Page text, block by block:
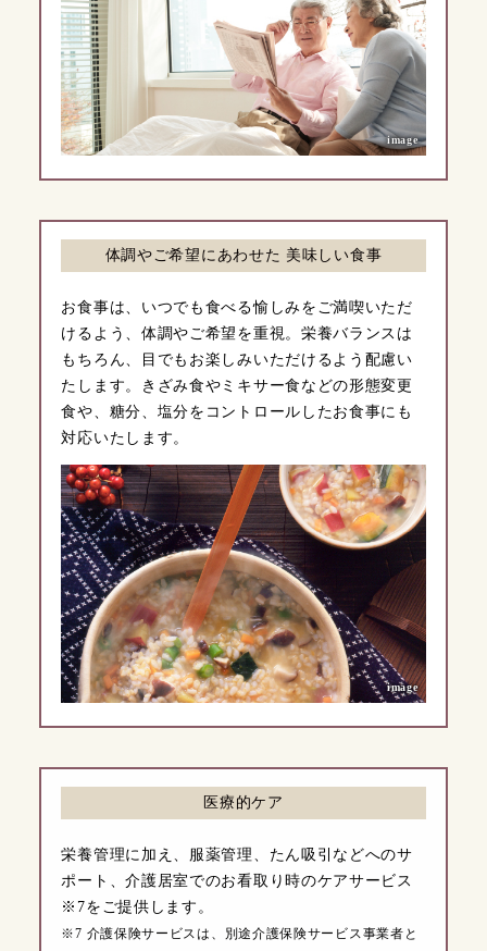
image
体調やご希望にあわせた 美味しい食事
お食事は、いつでも食べる愉しみをご満喫いただ
けるよう、体調やご希望を重視。栄養バランスは
もちろん、目でもお楽しみいただけるよう配慮い
たします。きざみ食やミキサー食などの形態変更
食や、糖分、塩分をコントロールしたお食事にも
対応いたします。
image
医療的ケア
栄養管理に加え、服薬管理、たん吸引などへのサ
ポート、介護居室でのお看取り時のケアサービス
※7をご提供します。
※7 介護保険サービスは、別途介護保険サービス事業者と